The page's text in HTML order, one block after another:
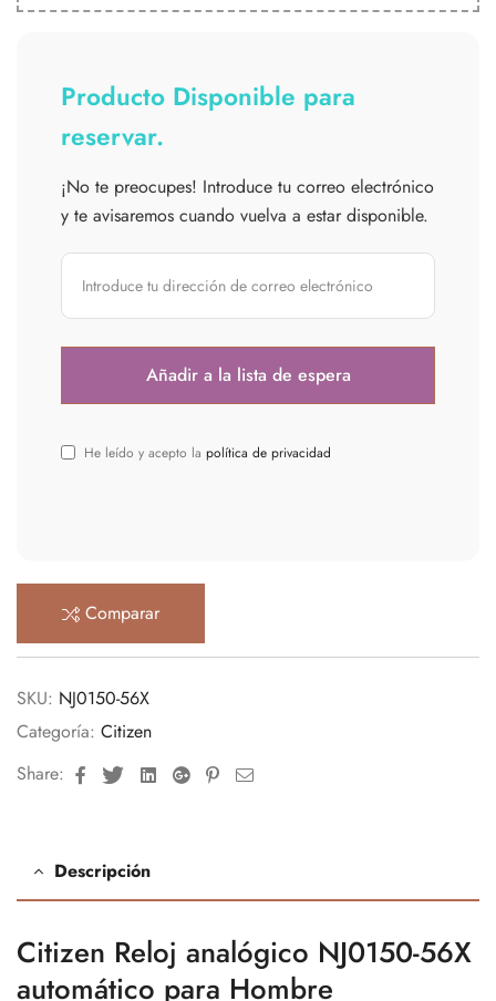
Producto Disponible para
reservar.
¡No te preocupes! Introduce tu correo electrónico
y te avisaremos cuando vuelva a estar disponible.
He leído y acepto la política de privacidad
Comparar
SKU: NJ0150-56X
Categoría: Citizen
Share:
FacebookTwitterLinkedinGoogle+Pinterest
Email
Descripción
Citizen Reloj analógico NJ0150-56X
automático para Hombre